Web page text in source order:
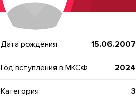
Дата рождения 15.06.2007
Год вступления в МКСФ 2024
Категория 3